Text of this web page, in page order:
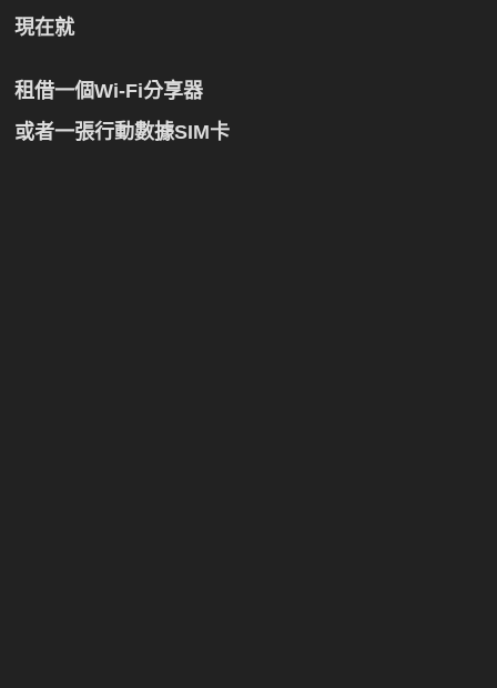
現在就
租借一個Wi-Fi分享器
或者一張行動數據SIM卡